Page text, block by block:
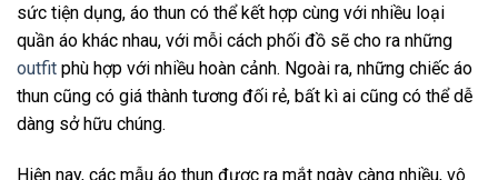
sức tiện dụng, áo thun có thể kết hợp cùng với nhiều loại
quần áo khác nhau, với mỗi cách phối đồ sẽ cho ra những
outfit phù hợp với nhiều hoàn cảnh. Ngoài ra, những chiếc áo
thun cũng có giá thành tương đối rẻ, bất kì ai cũng có thể dễ
dàng sở hữu chúng.
Hiện nay, các mẫu áo thun được ra mắt ngày càng nhiều, vô